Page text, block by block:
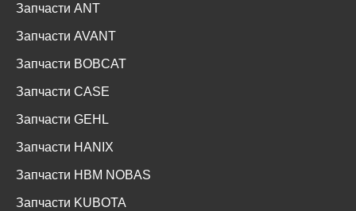
Запчасти ANT
Запчасти AVANT
Запчасти BOBCAT
Запчасти CASE
Запчасти GEHL
Запчасти HANIX
Запчасти HBM NOBAS
Запчасти KUBOTA